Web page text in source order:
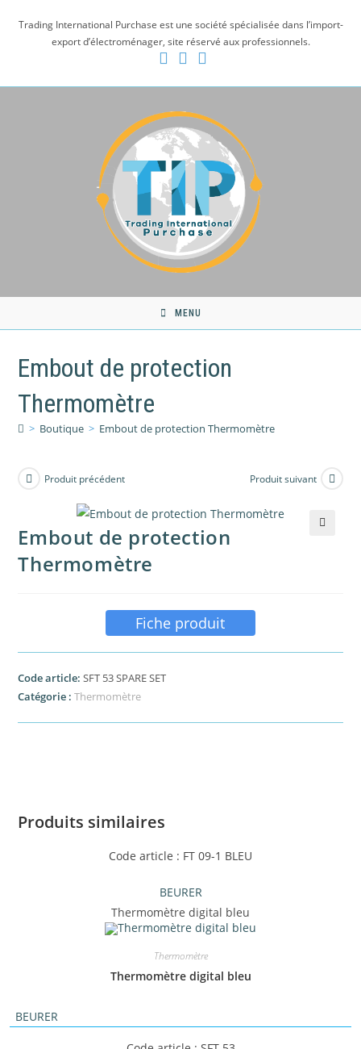
Trading International Purchase est une société spécialisée dans l’import-
export d’électroménager, site réservé aux professionnels.
MENU
Embout de protection
Thermomètre
> Boutique > Embout de protection Thermomètre
Produit précédent Produit suivant
Embout de protection
Thermomètre
Fiche produit
Code article:SFT 53 SPARE SET
Catégorie :Thermomètre
Produits similaires
Code article : FT 09-1 BLEU
BEURER
Thermomètre digital bleu
Thermomètre
Thermomètre digital bleu
BEURER